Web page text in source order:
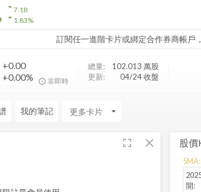
arrow_drop_down7.18
arrow_drop_down1.83%
訂閱任一進階卡片或綁定合作券商帳戶
+0.00
+0.00%
非即時
總量: 102.013 萬股
更新:
04/24 收盤
我的筆記 arrow_drop_down
fullscreen close 股價
開:
5MA: